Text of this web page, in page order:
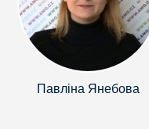
Павліна Янебова